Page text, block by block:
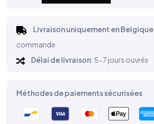
Livraison uniquement en Belgique
commande
Délai de livraison: 5-7 jours ouvrés
Méthodes de paiements sécurisées